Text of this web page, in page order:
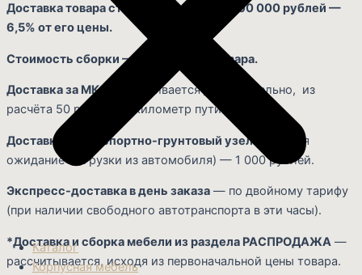
Каталог
Корпусная мебель
Доставка товара стоимостью свыше 100 000 рублей —
6,5% от его цены.
Стоимость сборки — 10% от цены товара.
Доставка за МКАД
оплачивается дополнительно, из
расчёта 50 рублей за километр пути.
Доставка в транспортно-грунтовый узел(включая
ожидание выгрузки из автомобиля) — 1 000 рублей.
Экспресс-доставка в день заказа — по двойному тарифу
(при наличии свободного автотранспорта в эти часы).
*Доставка и сборка мебели из раздела РАСПРОДАЖА —
рассчитывается, исходя из первоначальной цены товара.